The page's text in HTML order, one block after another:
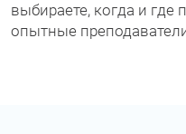
выбираете, когда и где
опытные